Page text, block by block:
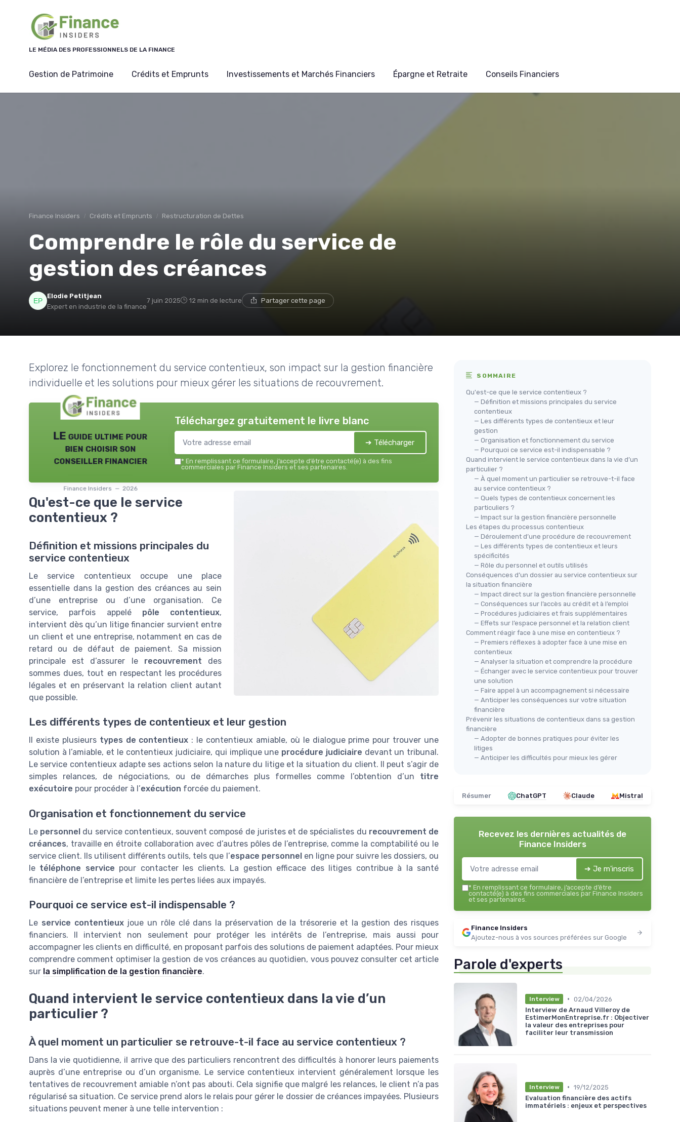
LE MÉDIA DES PROFESSIONNELS DE LA FINANCE
Gestion de Patrimoine Crédits et Emprunts Investissements et Marchés Financiers Épargne et Retraite Conseils Financiers
Finance Insiders Crédits et Emprunts Restructuration de Dettes
Comprendre le rôle du service de
gestion des créances
Elodie Petitjean
Expert en industrie de la finance
7 juin 2025 12 min de lecture Partager cette page
Explorez le fonctionnement du service contentieux, son impact sur la gestion financière
individuelle et les solutions pour mieux gérer les situations de recouvrement.
LE guide ultime pour
bien choisir son
conseiller financier
Finance Insiders — 2026
Téléchargez gratuitement le livre blanc
➔ Télécharger
* En remplissant ce formulaire, j’accepte d’être contacté(e) à des fins
commerciales par Finance Insiders et ses partenaires.
Qu'est-ce que le service
contentieux ?
Définition et missions principales du
service contentieux
Le service contentieux occupe une place
essentielle dans la gestion des créances au sein
d’une entreprise ou d’une organisation. Ce
service, parfois appelé pôle contentieux,
intervient dès qu’un litige financier survient entre
un client et une entreprise, notamment en cas de
retard ou de défaut de paiement. Sa mission
principale est d’assurer le recouvrement des
sommes dues, tout en respectant les procédures
légales et en préservant la relation client autant
que possible.
Les différents types de contentieux et leur gestion
Il existe plusieurs types de contentieux : le contentieux amiable, où le dialogue prime pour trouver une
solution à l’amiable, et le contentieux judiciaire, qui implique une procédure judiciaire devant un tribunal.
Le service contentieux adapte ses actions selon la nature du litige et la situation du client. Il peut s’agir de
simples relances, de négociations, ou de démarches plus formelles comme l’obtention d’un titre
exécutoire pour procéder à l’exécution forcée du paiement.
Organisation et fonctionnement du service
Le personnel du service contentieux, souvent composé de juristes et de spécialistes du recouvrement de
créances, travaille en étroite collaboration avec d’autres pôles de l’entreprise, comme la comptabilité ou le
service client. Ils utilisent différents outils, tels que l’espace personnelen ligne pour suivre les dossiers, ou
le téléphone service pour contacter les clients. La gestion efficace des litiges contribue à la santé
financière de l’entreprise et limite les pertes liées aux impayés.
Pourquoi ce service est-il indispensable ?
Le service contentieuxjoue un rôle clé dans la préservation de la trésorerie et la gestion des risques
financiers. Il intervient non seulement pour protéger les intérêts de l’entreprise, mais aussi pour
accompagner les clients en difficulté, en proposant parfois des solutions de paiement adaptées. Pour mieux
comprendre comment optimiser la gestion de vos créances au quotidien, vous pouvez consulter cet article
sur la simplification de la gestion financière.
Quand intervient le service contentieux dans la vie d’un
particulier ?
À quel moment un particulier se retrouve-t-il face au service contentieux ?
Dans la vie quotidienne, il arrive que des particuliers rencontrent des difficultés à honorer leurs paiements
auprès d’une entreprise ou d’un organisme. Le service contentieux intervient généralement lorsque les
tentatives de recouvrement amiable n’ont pas abouti. Cela signifie que malgré les relances, le client n’a pas
régularisé sa situation. Ce service prend alors le relais pour gérer le dossier de créances impayées. Plusieurs
situations peuvent mener à une telle intervention :
SOMMAIRE
Qu'est-ce que le service contentieux ?
— Définition et missions principales du service
contentieux
— Les différents types de contentieux et leur
gestion
— Organisation et fonctionnement du service
— Pourquoi ce service est-il indispensable ?
Quand intervient le service contentieux dans la vie d’un
particulier ?
— À quel moment un particulier se retrouve-t-il face
au service contentieux ?
— Quels types de contentieux concernent les
particuliers ?
— Impact sur la gestion financière personnelle
Les étapes du processus contentieux
— Déroulement d’une procédure de recouvrement
— Les différents types de contentieux et leurs
spécificités
— Rôle du personnel et outils utilisés
Conséquences d’un dossier au service contentieux sur
la situation financière
— Impact direct sur la gestion financière personnelle
— Conséquences sur l’accès au crédit et à l’emploi
— Procédures judiciaires et frais supplémentaires
— Effets sur l’espace personnel et la relation client
Comment réagir face à une mise en contentieux ?
— Premiers réflexes à adopter face à une mise en
contentieux
— Analyser la situation et comprendre la procédure
— Échanger avec le service contentieux pour trouver
une solution
— Faire appel à un accompagnement si nécessaire
— Anticiper les conséquences sur votre situation
financière
Prévenir les situations de contentieux dans sa gestion
financière
— Adopter de bonnes pratiques pour éviter les
litiges
— Anticiper les difficultés pour mieux les gérer
Résumer ChatGPT Claude Mistral
Recevez les dernières actualités de
Finance Insiders
➔ Je m'inscris
* En remplissant ce formulaire, j’accepte d’être
contacté(e) à des fins commerciales par Finance Insiders
et ses partenaires.
Finance Insiders
Ajoutez-nous à vos sources préférées sur Google
Parole d'experts
Interview • 02/04/2026
Interview de Arnaud Villeroy de
EstimerMonEntreprise.fr : Objectiver
la valeur des entreprises pour
faciliter leur transmission
Interview • 19/12/2025
Evaluation financière des actifs
immatériels : enjeux et perspectives